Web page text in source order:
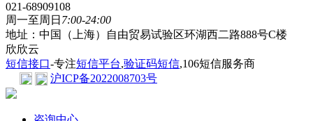
021-68909108
周一至周日 7:00-24:00
地址：中国（上海）自由贸易试验区环湖西二路888号C楼
欣欣云
短信接口-专注短信平台,验证码短信,106短信服务商
沪ICP备2022008703号